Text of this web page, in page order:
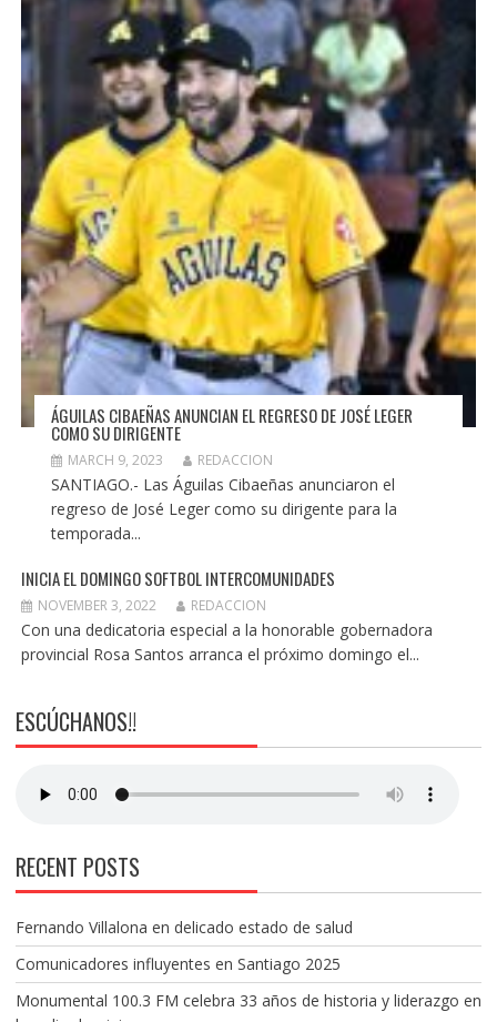
ÁGUILAS CIBAEÑAS ANUNCIAN EL REGRESO DE JOSÉ LEGER
COMO SU DIRIGENTE
MARCH 9, 2023 REDACCION
SANTIAGO.- Las Águilas Cibaeñas anunciaron el
regreso de José Leger como su dirigente para la
temporada...
INICIA EL DOMINGO SOFTBOL INTERCOMUNIDADES
NOVEMBER 3, 2022 REDACCION
Con una dedicatoria especial a la honorable gobernadora
provincial Rosa Santos arranca el próximo domingo el...
ESCÚCHANOS!!
RECENT POSTS
Fernando Villalona en delicado estado de salud
Comunicadores influyentes en Santiago 2025
Monumental 100.3 FM celebra 33 años de historia y liderazgo en